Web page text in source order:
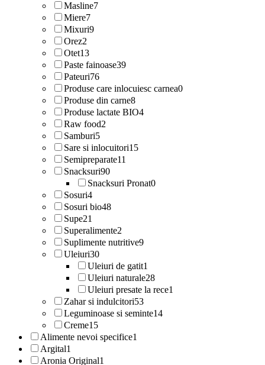
Masline7
Miere7
Mixuri9
Orez2
Otet13
Paste fainoase39
Pateuri76
Produse care inlocuiesc carnea0
Produse din carne8
Produse lactate BIO4
Raw food2
Samburi5
Sare si inlocuitori15
Semipreparate11
Snacksuri90
Snacksuri Pronat0
Sosuri4
Sosuri bio48
Supe21
Superalimente2
Suplimente nutritive9
Uleiuri30
Uleiuri de gatit1
Uleiuri naturale28
Uleiuri presate la rece1
Zahar si indulcitori53
Leguminoase si seminte14
Creme15
Alimente nevoi specifice1
Argital1
Aronia Original1